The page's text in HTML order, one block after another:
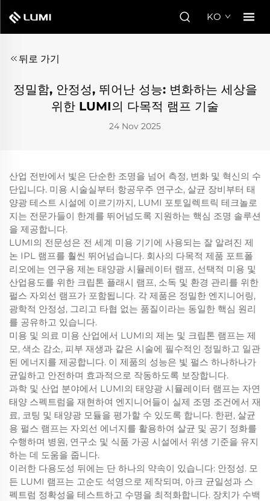
KO
뒤로 가기
정밀함, 안정성, 뛰어난 성능: 변화하는 세상을
위한 LUMI의 다목적 램프 기술
24 Nov 2025
산업 전반에서 빛은 단순한 조명을 넘어 측정, 변화 및 혁신의 수
단입니다. 미용 시술실부터 항공우주 연구소, 살균 장비부터 태
양광 테스트 시설에 이르기까지, LUMI 포토일렉트릭 테크놀로
지는 전문가들이 한계를 뛰어넘도록 지원하는 핵심 조명 솔루션
을 제공합니다.
LUMI의 전문성은 전 세계 미용 기기에 사용되는 잘 알려진 제
논 IPL 램프를 훨씬 뛰어넘습니다. 회사의 다목적 제품 포트폴
리오에는 연구용 제논 태양광 시뮬레이터 램프, 선택적 미용 및
산업용도를 위한 크립톤 플래시 램프, 소독 및 환경 관리를 위한
펄스 자외선 램프가 포함됩니다. 각 제품은 정밀한 엔지니어링,
광학적 안정성, 그리고 타협 없는 품질이라는 동일한 핵심 원리
를 공유하고 있습니다.
미용 및 의료 미용 산업에서 LUMI의 제논 및 크립톤 램프는 제
모, 색소 감소, 피부 재생과 같은 시술에 필수적인 정밀하고 일관
된 에너지를 제공합니다. 이 제품의 성능은 빛 펄스 하나하나가
균일하고 안전하며 효과적으로 작동하도록 보장합니다.
과학 및 산업 분야에서 LUMI의 태양광 시뮬레이터 램프는 자연
태양 스펙트럼을 재현하여 엔지니어들이 실제 조명 조건에서 재
료, 코팅 및 태양광 모듈을 평가할 수 있도록 합니다. 한편, 살균
용 펄스 램프는 자외선 에너지를 활용하여 살균 및 공기 정화를
수행하며 병원, 연구소 및 식품 가공 시설에서 위생 기준을 유지
하는 데 도움을 줍니다.
이러한 다용도성 뒤에는 단 하나의 약속이 있습니다: 안정성. 모
든 LUMI 램프는 고순도 석영으로 제작되며, 아크 균일성과 스
펙트럼 정확성을 테스트하고 수명을 최적화합니다. 장치가 수백